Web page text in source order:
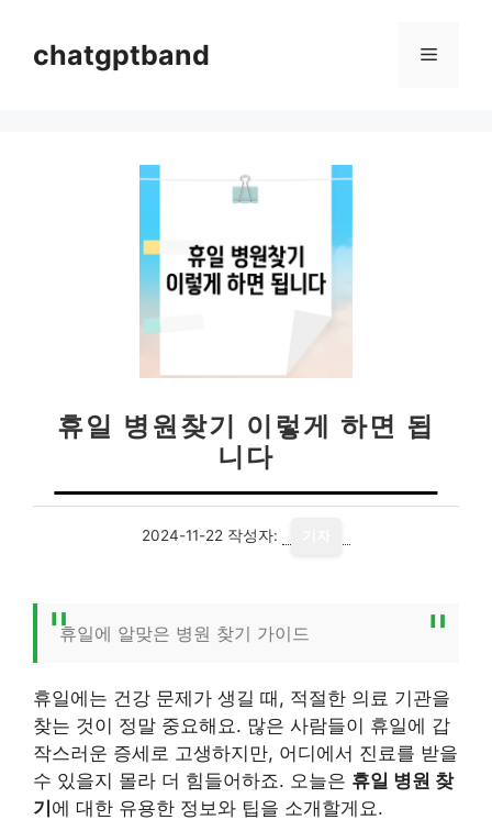
chatgptband 메
휴일 병원찾기 이렇게 하면 됩
니다
2024-11-22 작성자:
휴일에 알맞은 병원 찾기 가이드
휴일에는 건강 문제가 생길 때, 적절한 의료 기관을
찾는 것이 정말 중요해요. 많은 사람들이 휴일에 갑
작스러운 증세로 고생하지만, 어디에서 진료를 받을
수 있을지 몰라 더 힘들어하죠. 오늘은 휴일 병원 찾
기 에 대한 유용한 정보와 팁을 소개할게요.